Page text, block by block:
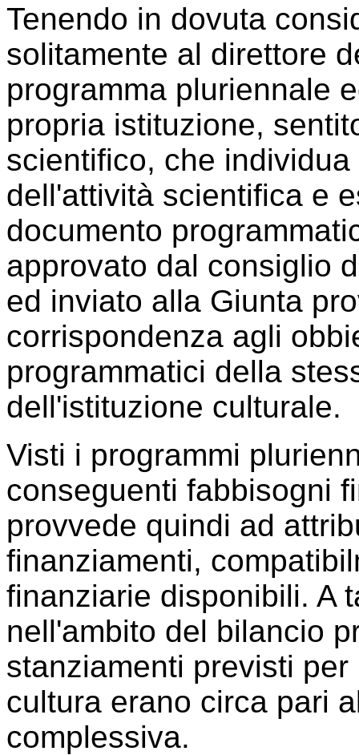
Tenendo in dovuta
solitamente al direttore
programma pluriennale
propria istituzione,
scientifico, che
dell'attività scientifica e
documento
approvato dal consiglio
ed inviato alla Giunta
corrispondenza agli
programmatici della
dell'istituzione culturale.
Visti i programmi
conseguenti fabbisogni
provvede quindi ad
finanziamenti,
finanziarie disponibili. A
nell'ambito del bilancio
stanziamenti previsti
cultura erano circa pari
complessiva.